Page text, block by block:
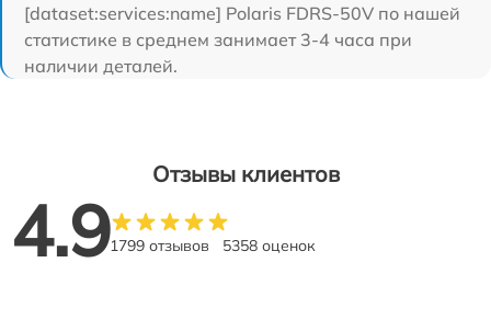
[dataset:services:name] Polaris FDRS-50V по нашей
статистике в среднем занимает 3-4 часа при
наличии деталей.
Отзывы клиентов
4.91799 отзывов 5358 оценок